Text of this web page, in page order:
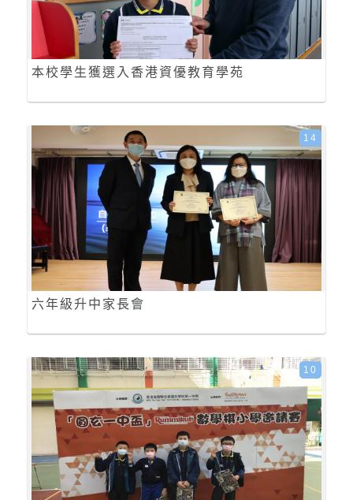
本校學生獲選入香港資優教育學苑
六年級升中家長會
14
10